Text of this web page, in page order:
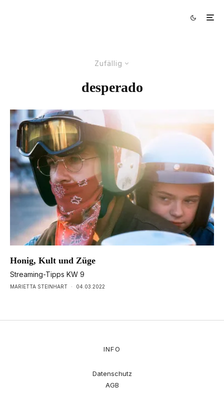
Zufällig
desperado
Honig, Kult und Züge
Streaming-Tipps KW 9
MARIETTA STEINHART · 04.03.2022
INFO
Datenschutz
AGB